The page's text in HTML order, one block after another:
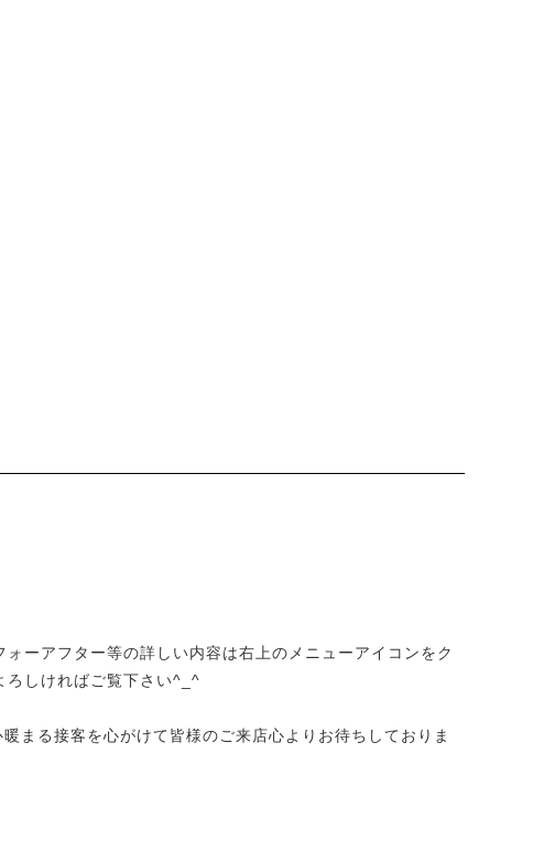
ーアフター等の詳しい内容は右上のメニューアイコンをク
ろしければご覧下さい^_^
まる接客を心がけて皆様のご来店心よりお待ちしておりま